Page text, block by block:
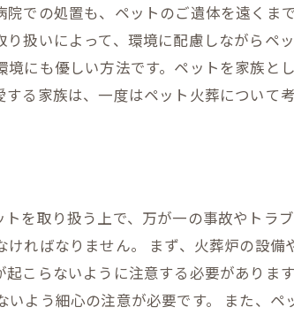
での処置も、ペットのご遺体を遠くま
扱いによって、環境に配慮しながらペ
にも優しい方法です。ペットを家族と
る家族は、一度はペット火葬について
を取り扱う上で、万が一の事故やトラ
ればなりません。 まず、火葬炉の設
こらないように注意する必要がありま
よう細心の注意が必要です。 また、